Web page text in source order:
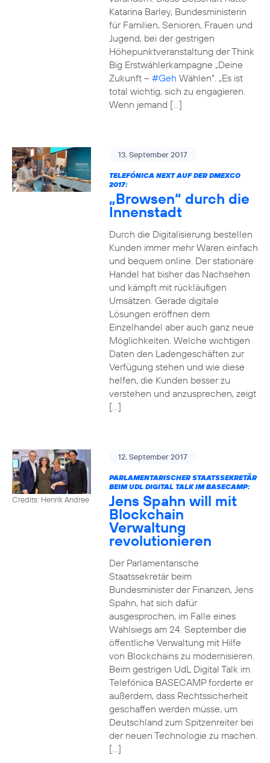
Katarina Barley, Bundesministerin
für Familien, Senioren, Frauen und
Jugend, bei der gestrigen
Höhepunktveranstaltung der Think
Big Erstwählerkampagne „Deine
Zukunft – #Geh Wählen“. „Es ist
total wichtig, sich zu engagieren.
Wenn jemand […]
13. September 2017
TELEFÓNICA NEXT AUF DER DMEXCO
2017:
„Browsen“ durch die
Innenstadt
Durch die Digitalisierung bestellen
Kunden immer mehr Waren einfach
und bequem online. Der stationäre
Handel hat bisher das Nachsehen
und kämpft mit rückläufigen
Umsätzen. Gerade digitale
Lösungen eröffnen dem
Einzelhandel aber auch ganz neue
Möglichkeiten. Welche wichtigen
Daten den Ladengeschäften zur
Verfügung stehen und wie diese
helfen, die Kunden besser zu
verstehen und anzusprechen, zeigt
[…]
Credits: Henrik Andree
12. September 2017
PARLAMENTARISCHER STAATSSEKRETÄR
BEIM UDL DIGITAL TALK IM BASECAMP:
Jens Spahn will mit
Blockchain
Verwaltung
revolutionieren
Der Parlamentarische
Staatssekretär beim
Bundesminister der Finanzen, Jens
Spahn, hat sich dafür
ausgesprochen, im Falle eines
Wahlsiegs am 24. September die
öffentliche Verwaltung mit Hilfe
von Blockchains zu modernisieren.
Beim gestrigen UdL Digital Talk im
Telefónica BASECAMP forderte er
außerdem, dass Rechtssicherheit
geschaffen werden müsse, um
Deutschland zum Spitzenreiter bei
der neuen Technologie zu machen.
[…]